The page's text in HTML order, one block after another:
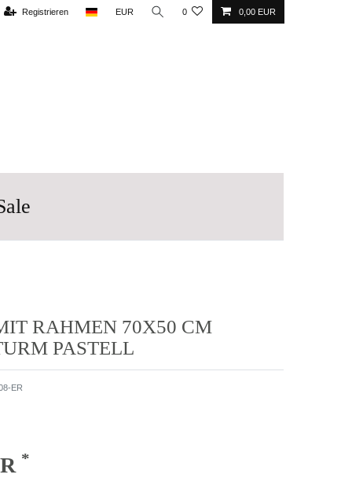
Registrieren EUR 0 0,00 EUR
RAHMEN 70X50 CM
PASTELL
ER
*